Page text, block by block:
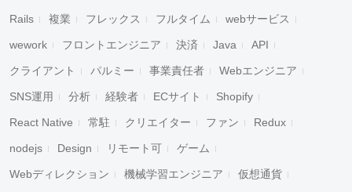
Rails 複業 フレックス フルタイム webサービス
wework フロントエンジニア 決済 Java API
クライアント パルミー 事業責任者 Webエンジニア
SNS運用 分析 経験者 ECサイト Shopify
React Native 常駐 クリエイター ファン Redux
nodejs Design リモート可 ゲーム
Webディレクション 機械学習エンジニア 仮想通貨